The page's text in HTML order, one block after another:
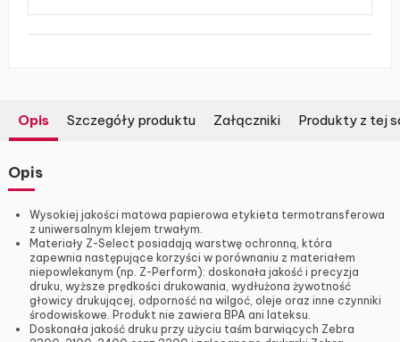
Opis Szczegóły produktu Załączniki Produkty z tej
Opis
Wysokiej jakości matowa papierowa etykieta termotransferowa
z uniwersalnym klejem trwałym.
Materiały Z-Select posiadają warstwę ochronną, która
zapewnia następujące korzyści w porównaniu z materiałem
niepowlekanym (np. Z-Perform): doskonała jakość i precyzja
druku, wyższe prędkości drukowania, wydłużona żywotność
głowicy drukującej, odporność na wilgoć, oleje oraz inne czynniki
środowiskowe. Produkt nie zawiera BPA ani lateksu.
Doskonała jakość druku przy użyciu taśm barwiących Zebra